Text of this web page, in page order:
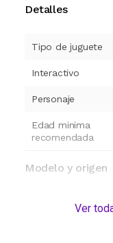
Detalles
Tipo de juguete
Interactivo
Personaje
Edad minima
recomendada
Modelo y origen
Ver